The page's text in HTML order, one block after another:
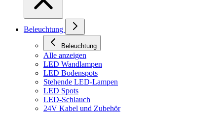
Beleuchtung
Beleuchtung
Alle anzeigen
LED Wandlampen
LED Bodenspots
Stehende LED-Lampen
LED Spots
LED-Schlauch
24V Kabel und Zubehör